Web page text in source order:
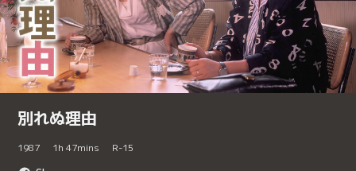
別れぬ理由
1987 1h 47mins R-15